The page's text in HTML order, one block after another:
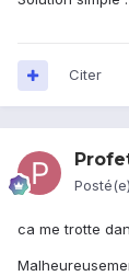
Citer
Posté(e)
ca me trotte